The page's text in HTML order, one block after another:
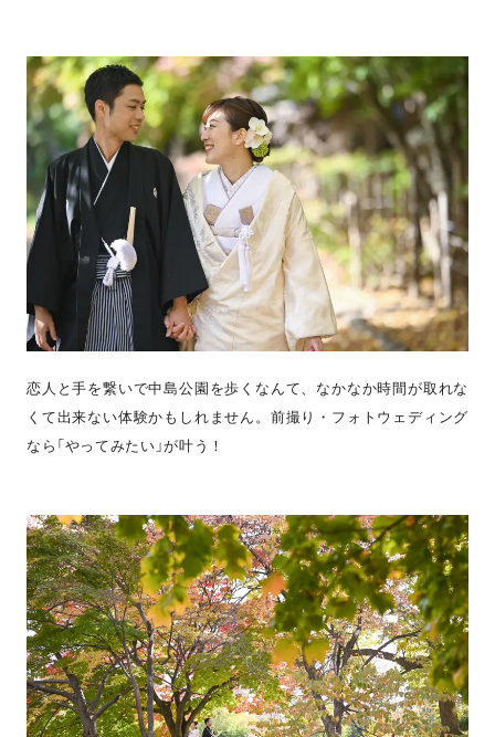
恋人と手を繋いで中島公園を歩くなんて、なかなか時間が取れな
くて出来ない体験かもしれません。前撮り・フォトウェディング
なら「やってみたい」が叶う！